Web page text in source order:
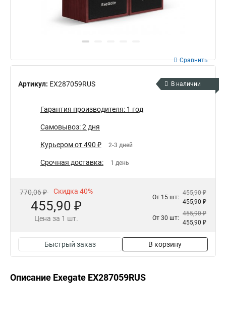
Артикул: EX287059RUS
Сравнить
В наличии
Гарантия производителя: 1 год
Самовывоз: 2 дня
Курьером от 490 ₽ 2-3 дней
Срочная доставка: 1 день
770,06 ₽ Скидка 40%
455,90 ₽
Цена за 1 шт.
От 15 шт:
455,90 ₽
455,90 ₽
От 30 шт:
455,90 ₽
455,90 ₽
Быстрый заказ В корзину
Описание Exegate EX287059RUS